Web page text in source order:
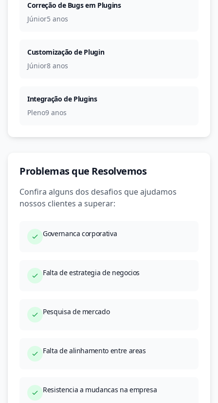
Correção de Bugs em Plugins
Júnior5 anos
Customização de Plugin
Júnior8 anos
Integração de Plugins
Pleno9 anos
Problemas que Resolvemos
Confira alguns dos desafios que ajudamos
nossos clientes a superar:
Governanca corporativa
Falta de estrategia de negocios
Pesquisa de mercado
Falta de alinhamento entre areas
Resistencia a mudancas na empresa